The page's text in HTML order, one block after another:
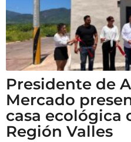
Presidente de
Mercado
casa ecológica
Región Valles